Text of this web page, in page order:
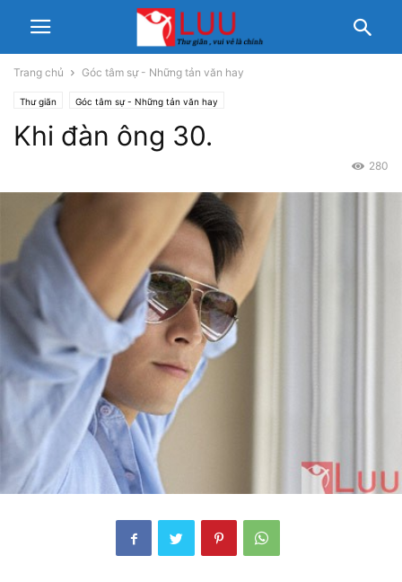
Trang chủ Góc tâm sự - Những tản văn hay
Thư giãn Góc tâm sự - Những tản văn hay
Khi đàn ông 30.
280